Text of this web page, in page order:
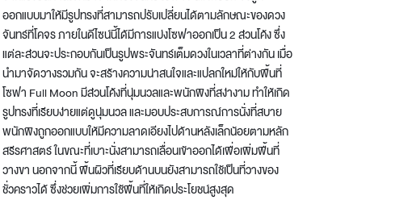
ออกแบบมาให้มีรูปทรงที่สามารถปรับเปลี่ยนได้ตามลักษณะของดวง
จันทร์ที่โคจร ภายในดีไซน์นี้ได้มีการแบ่งโซฟาออกเป็น 2 ส่วนโค้ง ซึ่ง
แต่ละส่วนจะประกอบกันเป็นรูปพระจันทร์เต็มดวงในเวลาที่ต่างกัน เมื่อ
นำมาจัดวางรวมกัน จะสร้างความน่าสนใจและแปลกใหม่ให้กับพื้นที่
โซฟา Full Moon มีส่วนโค้งที่นุ่มนวลและพนักพิงที่สง่างาม ทำให้เกิด
รูปทรงที่เรียบง่ายแต่ดูนุ่มนวล และมอบประสบการณ์การนั่งที่สบาย
พนักพิงถูกออกแบบให้มีความลาดเอียงไปด้านหลังเล็กน้อยตามหลัก
สรีรศาสตร์ ในขณะที่เบาะนั่งสามารถเลื่อนเข้าออกได้เพื่อเพิ่มพื้นที่
วางขา นอกจากนี้ พื้นผิวที่เรียบด้านบนยังสามารถใช้เป็นที่วางของ
ชั่วคราวได้ ซึ่งช่วยเพิ่มการใช้พื้นที่ให้เกิดประโยชน์สูงสุด